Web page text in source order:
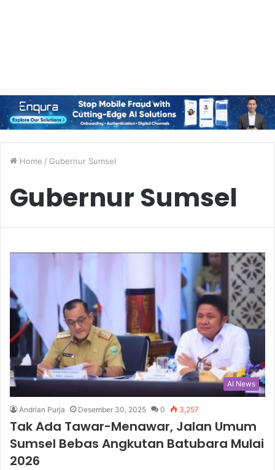
Home / Gubernur Sumsel
Gubernur Sumsel
AI News
Andrian Purja Desember 30, 2025 0 3,257
Tak Ada Tawar-Menawar, Jalan Umum
Sumsel Bebas Angkutan Batubara Mulai
2026